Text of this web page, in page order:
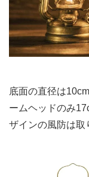
底面の直径は
ームヘッドのみ
ザインの風防は取